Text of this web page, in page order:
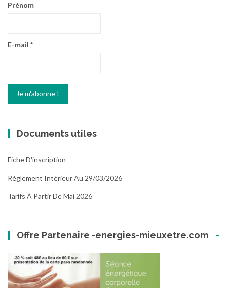
Prénom
E-mail *
Documents utiles
Fiche D'inscription
Réglement Intérieur Au 29/03/2026
Tarifs À Partir De Mai 2026
Offre Partenaire -energies-mieuxetre.com